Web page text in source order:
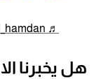
♬ original sound – dr.mohammed_hamdan
هل يخبرنا